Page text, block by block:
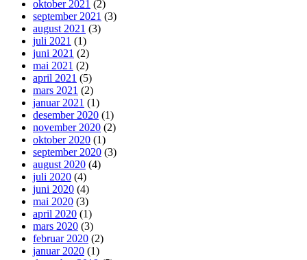
oktober 2021 (2)
september 2021 (3)
august 2021 (3)
juli 2021 (1)
juni 2021 (2)
mai 2021 (2)
april 2021 (5)
mars 2021 (2)
januar 2021 (1)
desember 2020 (1)
november 2020 (2)
oktober 2020 (1)
september 2020 (3)
august 2020 (4)
juli 2020 (4)
juni 2020 (4)
mai 2020 (3)
april 2020 (1)
mars 2020 (3)
februar 2020 (2)
januar 2020 (1)